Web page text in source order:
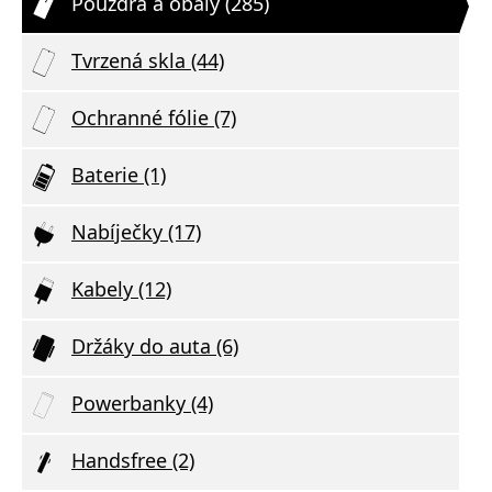
Tvrzená skla (44)
Ochranné fólie (7)
Baterie (1)
Nabíječky (17)
Kabely (12)
Držáky do auta (6)
Powerbanky (4)
Handsfree (2)